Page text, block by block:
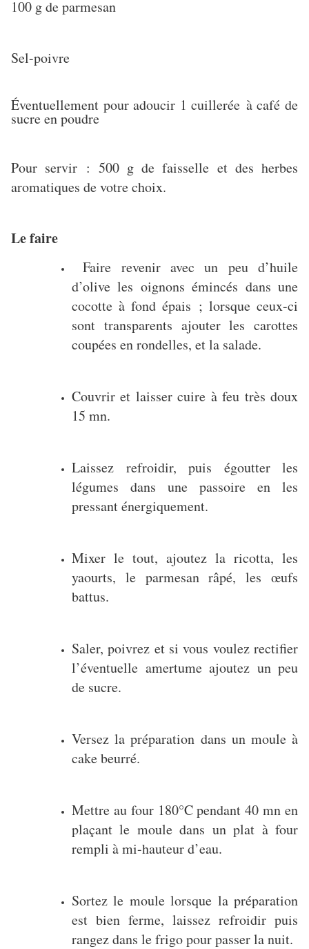
100 g de parmesan
Sel-poivre
Éventuellement pour adoucir 1 cuillerée à café de
sucre en poudre
Pour servir : 500 g de faisselle et des herbes
aromatiques de votre choix.
Le faire
Faire revenir avec un peu d’huile
d’olive les oignons émincés dans une
cocotte à fond épais ; lorsque ceux-ci
sont transparents ajouter les carottes
coupées en rondelles, et la salade.
Couvrir et laisser cuire à feu très doux
15 mn.
Laissez refroidir, puis égoutter les
légumes dans une passoire en les
pressant énergiquement.
Mixer le tout, ajoutez la ricotta, les
yaourts, le parmesan râpé, les œufs
battus.
Saler, poivrez et si vous voulez rectifier
l’éventuelle amertume ajoutez un peu
de sucre.
Versez la préparation dans un moule à
cake beurré.
Mettre au four 180°C pendant 40 mn en
plaçant le moule dans un plat à four
rempli à mi-hauteur d’eau.
Sortez le moule lorsque la préparation
est bien ferme, laissez refroidir puis
rangez dans le frigo pour passer la nuit.